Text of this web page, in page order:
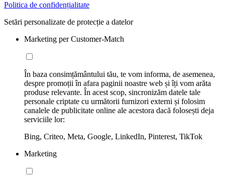
Politica de confidențialitate
Setări personalizate de protecție a datelor
Marketing per Customer-Match
În baza consimțământului tău, te vom informa, de asemenea,
despre promoții în afara paginii noastre web și îți vom arăta
produse relevante. În acest scop, sincronizăm datele tale
personale criptate cu următorii furnizori externi și folosim
canalele de publicitate online ale acestora dacă folosești deja
serviciile lor:
Bing, Criteo, Meta, Google, LinkedIn, Pinterest, TikTok
Marketing